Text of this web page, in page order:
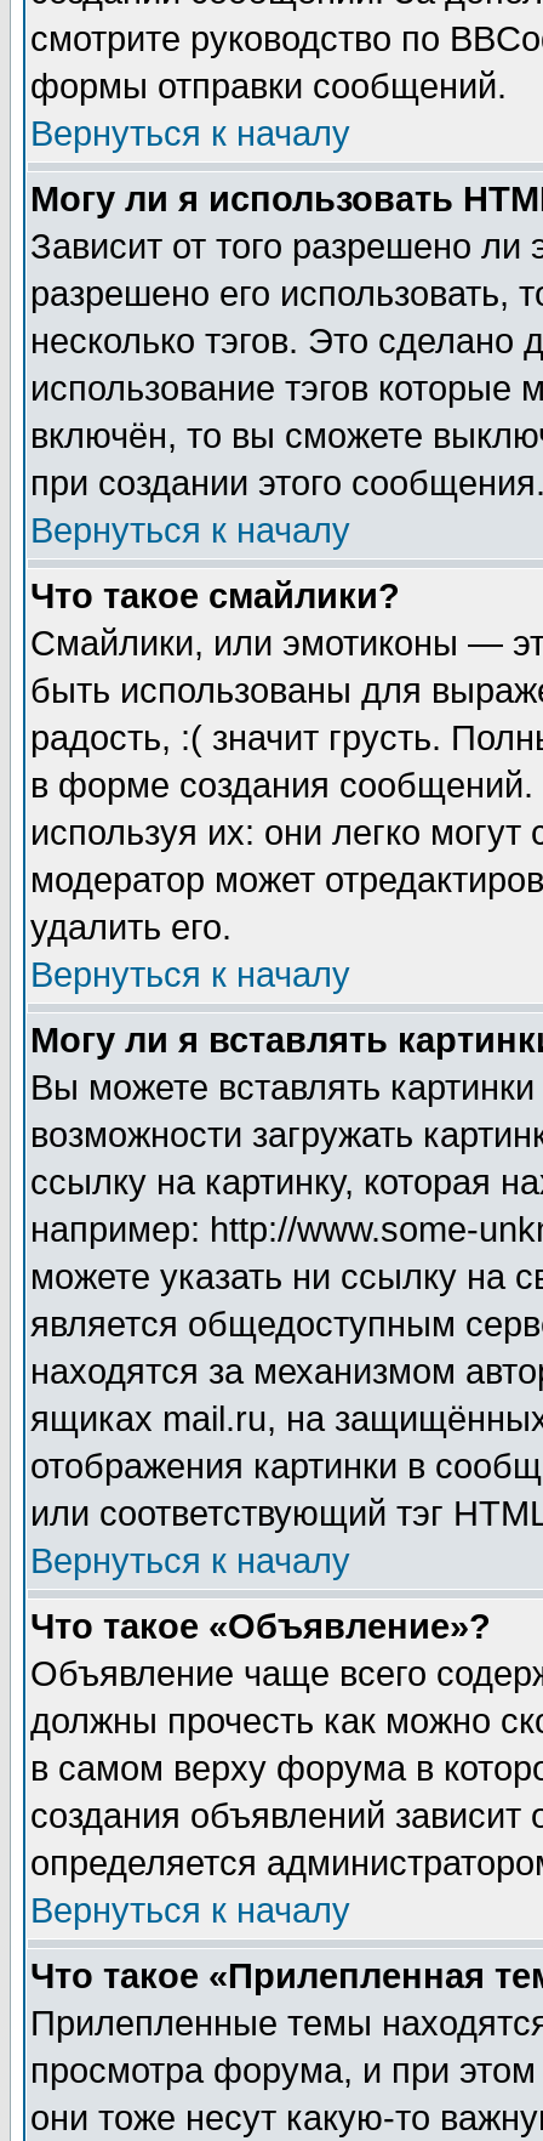
смотрите руководство по
формы отправки сообщений.
Вернуться к началу
Могу ли я использовать
Зависит от того разрешено
разрешено его использовать,
несколько тэгов. Это сделано
использование тэгов
включён, то вы сможете
при создании этого
Вернуться к началу
Что такое смайлики?
Смайлики, или эмотиконы —
быть использованы для
радость, :( значит грусть.
в форме создания сообщений.
используя их: они легко
модератор может
удалить его.
Вернуться к началу
Могу ли я вставлять
Вы можете вставлять
возможности загружать
ссылку на картинку, которая
например: http://www.some-
можете указать ни ссылку на
является общедоступным
находятся за механизмом
ящиках mail.ru, на
отображения картинки в
или соответствующий тэг
Вернуться к началу
Что такое «Объявление»?
Объявление чаще всего
должны прочесть как можно
в самом верху форума в
создания объявлений зависит
определяется
Вернуться к началу
Что такое «Прилепленная
Прилепленные темы
просмотра форума, и при
они тоже несут какую-то